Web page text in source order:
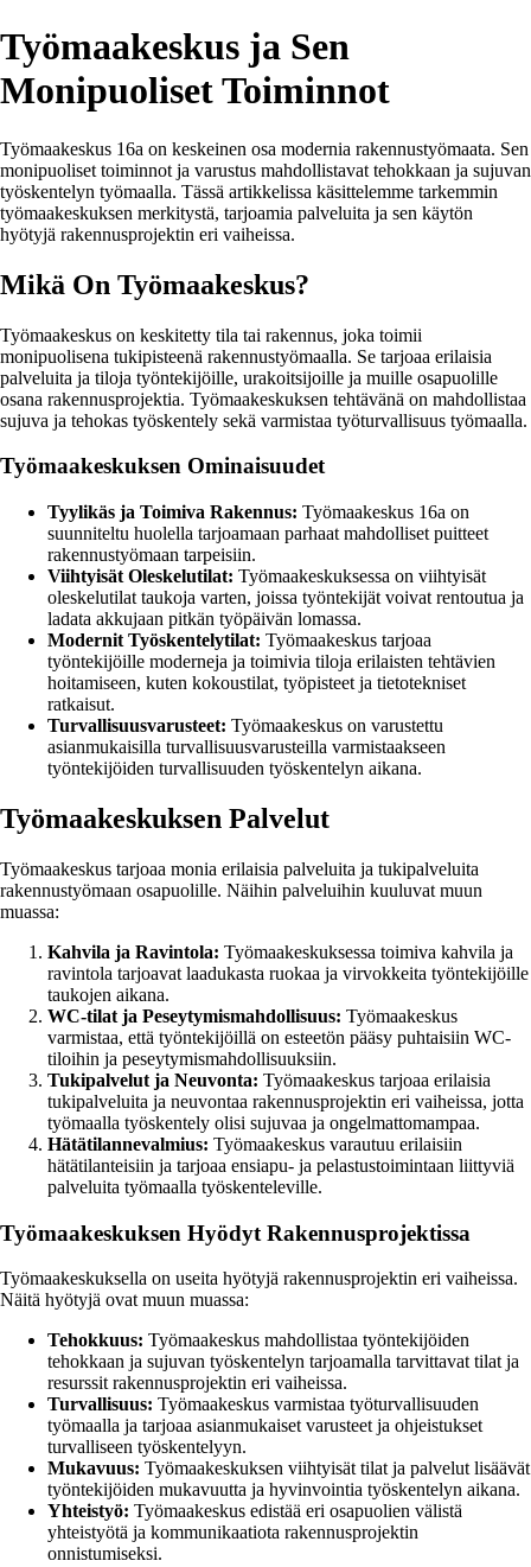
Työmaakeskus ja Sen
Monipuoliset Toiminnot
Työmaakeskus 16a on keskeinen osa modernia rakennustyömaata. Sen
monipuoliset toiminnot ja varustus mahdollistavat tehokkaan ja sujuvan
työskentelyn työmaalla. Tässä artikkelissa käsittelemme tarkemmin
työmaakeskuksen merkitystä, tarjoamia palveluita ja sen käytön
hyötyjä rakennusprojektin eri vaiheissa.
Mikä On Työmaakeskus?
Työmaakeskus on keskitetty tila tai rakennus, joka toimii
monipuolisena tukipisteenä rakennustyömaalla. Se tarjoaa erilaisia
palveluita ja tiloja työntekijöille, urakoitsijoille ja muille osapuolille
osana rakennusprojektia. Työmaakeskuksen tehtävänä on mahdollistaa
sujuva ja tehokas työskentely sekä varmistaa työturvallisuus työmaalla.
Työmaakeskuksen Ominaisuudet
Tyylikäs ja Toimiva Rakennus: Työmaakeskus 16a on
suunniteltu huolella tarjoamaan parhaat mahdolliset puitteet
rakennustyömaan tarpeisiin.
Viihtyisät Oleskelutilat: Työmaakeskuksessa on viihtyisät
oleskelutilat taukoja varten, joissa työntekijät voivat rentoutua ja
ladata akkujaan pitkän työpäivän lomassa.
Modernit Työskentelytilat: Työmaakeskus tarjoaa
työntekijöille moderneja ja toimivia tiloja erilaisten tehtävien
hoitamiseen, kuten kokoustilat, työpisteet ja tietotekniset
ratkaisut.
Turvallisuusvarusteet: Työmaakeskus on varustettu
asianmukaisilla turvallisuusvarusteilla varmistaakseen
työntekijöiden turvallisuuden työskentelyn aikana.
Työmaakeskuksen Palvelut
Työmaakeskus tarjoaa monia erilaisia palveluita ja tukipalveluita
rakennustyömaan osapuolille. Näihin palveluihin kuuluvat muun
muassa:
Kahvila ja Ravintola: Työmaakeskuksessa toimiva kahvila ja
ravintola tarjoavat laadukasta ruokaa ja virvokkeita työntekijöille
taukojen aikana.
WC-tilat ja Peseytymismahdollisuus: Työmaakeskus
varmistaa, että työntekijöillä on esteetön pääsy puhtaisiin WC-
tiloihin ja peseytymismahdollisuuksiin.
Tukipalvelut ja Neuvonta: Työmaakeskus tarjoaa erilaisia
tukipalveluita ja neuvontaa rakennusprojektin eri vaiheissa, jotta
työmaalla työskentely olisi sujuvaa ja ongelmattomampaa.
Hätätilannevalmius: Työmaakeskus varautuu erilaisiin
hätätilanteisiin ja tarjoaa ensiapu- ja pelastustoimintaan liittyviä
palveluita työmaalla työskenteleville.
Työmaakeskuksen Hyödyt Rakennusprojektissa
Työmaakeskuksella on useita hyötyjä rakennusprojektin eri vaiheissa.
Näitä hyötyjä ovat muun muassa:
Tehokkuus: Työmaakeskus mahdollistaa työntekijöiden
tehokkaan ja sujuvan työskentelyn tarjoamalla tarvittavat tilat ja
resurssit rakennusprojektin eri vaiheissa.
Turvallisuus: Työmaakeskus varmistaa työturvallisuuden
työmaalla ja tarjoaa asianmukaiset varusteet ja ohjeistukset
turvalliseen työskentelyyn.
Mukavuus: Työmaakeskuksen viihtyisät tilat ja palvelut lisäävät
työntekijöiden mukavuutta ja hyvinvointia työskentelyn aikana.
Yhteistyö: Työmaakeskus edistää eri osapuolien välistä
yhteistyötä ja kommunikaatiota rakennusprojektin
onnistumiseksi.